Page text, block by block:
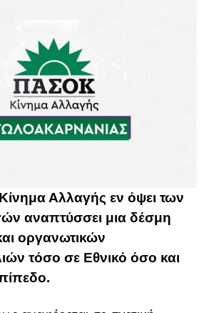
Αλλαγής εν όψει των
αναπτύσσει μια δέσμη
οργανωτικών
τόσο σε Εθνικό όσο και